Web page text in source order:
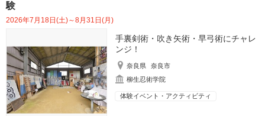
験
2026年7月18日(土)～8月31日(月)
手裏剣術・吹き矢術・早弓術にチャレ
ンジ！
奈良県
奈良市
柳生忍術学院
体験イベント・アクティビティ